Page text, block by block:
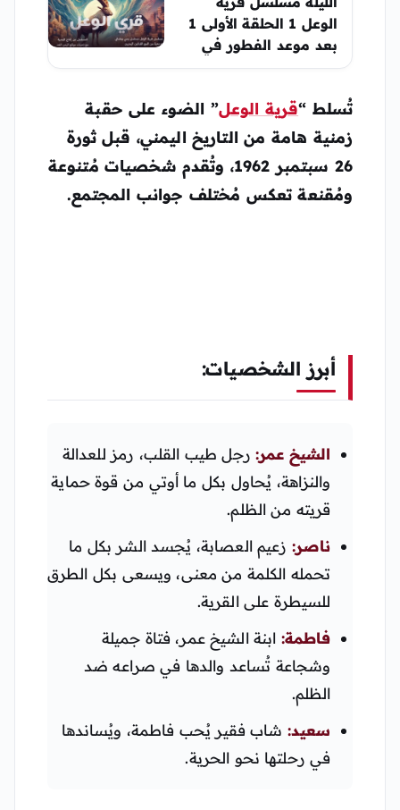
الوعل 1 الحلقة الأولى 1
بعد موعد الفطور في
صنعاء 1 رمضان 1445
تُسلط “قرية الوعل” الضوء على حقبة
زمنية هامة من التاريخ اليمني، قبل ثورة
26 سبتمبر 1962، وتُقدم شخصيات مُتنوعة
ومُقنعة تعكس مُختلف جوانب المجتمع.
أبرز الشخصيات:
الشيخ عمر:رجل طيب القلب، رمز للعدالة
والنزاهة، يُحاول بكل ما أوتي من قوة حماية
قريته من الظلم.
ناصر: زعيم العصابة، يُجسد الشر بكل ما
تحمله الكلمة من معنى، ويسعى بكل الطرق
للسيطرة على القرية.
فاطمة: ابنة الشيخ عمر، فتاة جميلة
وشجاعة تُساعد والدها في صراعه ضد
الظلم.
سعيد: شاب فقير يُحب فاطمة، ويُساندها
في رحلتها نحو الحرية.